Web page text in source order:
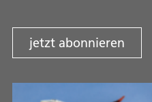
jetzt abonnieren